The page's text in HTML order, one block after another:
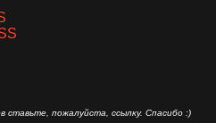
ставьте, пожалуйста, ссылку. Спасибо :)